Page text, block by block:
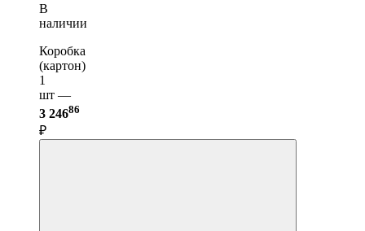
В
наличии
Коробка
(картон)
1
шт —
3 24686
₽